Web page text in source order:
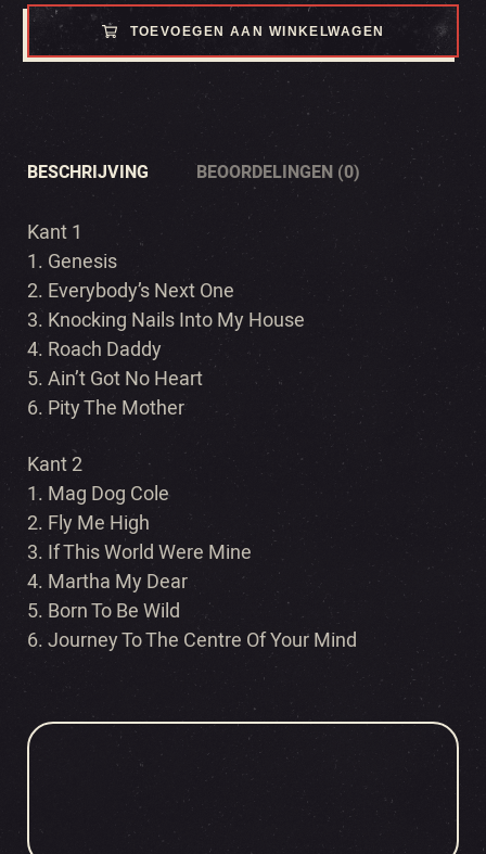
TOEVOEGEN AAN WINKELWAGEN
BESCHRIJVING BEOORDELINGEN (0)
Kant 1
1. Genesis
2. Everybody’s Next One
3. Knocking Nails Into My House
4. Roach Daddy
5. Ain’t Got No Heart
6. Pity The Mother
Kant 2
1. Mag Dog Cole
2. Fly Me High
3. If This World Were Mine
4. Martha My Dear
5. Born To Be Wild
6. Journey To The Centre Of Your Mind